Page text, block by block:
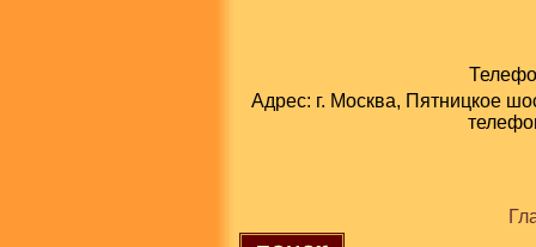
Адрес: г. Москва, Пятницкое